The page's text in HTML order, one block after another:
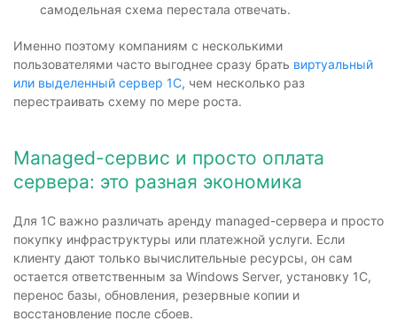
самодельная схема перестала отвечать.
Именно поэтому компаниям с несколькими
пользователями часто выгоднее сразу брать виртуальный
или выделенный сервер 1С, чем несколько раз
перестраивать схему по мере роста.
Managed-сервис и просто оплата
сервера: это разная экономика
Для 1С важно различать аренду managed-сервера и просто
покупку инфраструктуры или платежной услуги. Если
клиенту дают только вычислительные ресурсы, он сам
остается ответственным за Windows Server, установку 1С,
перенос базы, обновления, резервные копии и
восстановление после сбоев.